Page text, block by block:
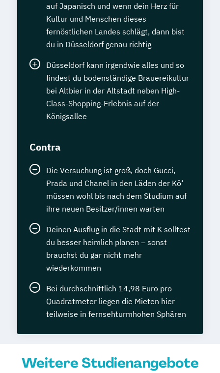
auf Japanisch und wenn dein Herz für
Kultur und Menschen dieses
fernöstlichen Landes schlägt, dann bist
du in Düsseldorf genau richtig
Düsseldorf kann irgendwie alles und so
findest du bodenständige Brauereikultur
bei Altbier in der Altstadt neben High-
Class-Shopping-Erlebnis auf der
Königsallee
Contra
Die Versuchung ist groß, doch Gucci,
Prada und Chanel in den Läden der Kö‘
müssen wohl bis nach dem Studium auf
ihre neuen Besitzer/innen warten
Deinen Ausflug in die Stadt mit K solltest
du besser heimlich planen – sonst
brauchst du gar nicht mehr
wiederkommen
Bei durchschnittlich 14,98 Euro pro
Quadratmeter liegen die Mieten hier
teilweise in fernsehturmhohen Sphären
Weitere Studienangebote